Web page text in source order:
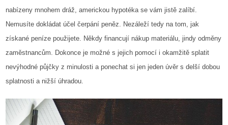
nabízeny mnohem dráž, americkou hypotéka se vám jistě zalíbí.
Nemusíte dokládat účel čerpání peněz. Nezáleží tedy na tom, jak
získané peníze použijete. Někdy financují nákup materiálu, jindy odměny
zaměstnancům. Dokonce je možné s jejich pomocí i okamžitě splatit
nevýhodné půjčky z minulosti a ponechat si jen jeden úvěr s delší dobou
splatnosti a nižší úhradou.